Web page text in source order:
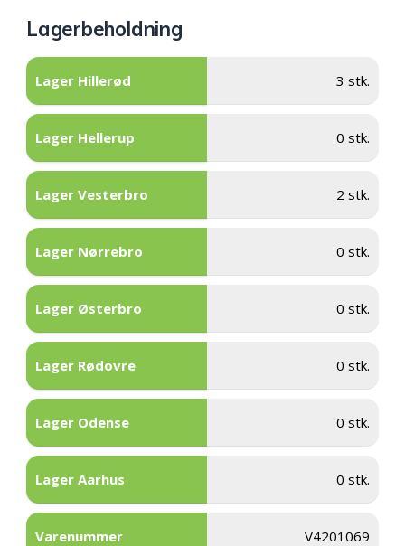
Lagerbeholdning
Lager Hillerød 3 stk.
Lager Hellerup 0 stk.
Lager Vesterbro 2 stk.
Lager Nørrebro 0 stk.
Lager Østerbro 0 stk.
Lager Rødovre 0 stk.
Lager Odense 0 stk.
Lager Aarhus 0 stk.
Varenummer V4201069